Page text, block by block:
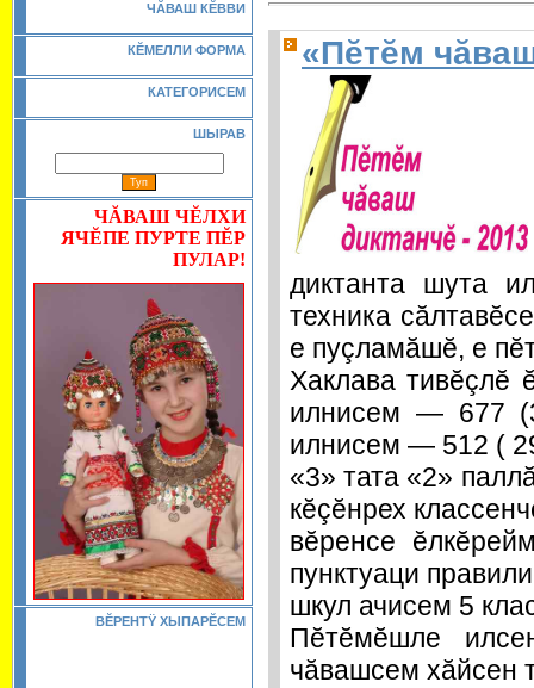
ЧĂВАШ КĔВВИ
КĔМЕЛЛИ ФОРМА
КАТЕГОРИСЕМ
ШЫРАВ
ЧĂВАШ ЧĔЛХИ
ЯЧĔПЕ ПУРТЕ ПĔР
ПУЛАР!
ВĔРЕНТŸ ХЫПАРĔСЕМ
«Пĕтĕм
диктанта шута
техника
е пуçламăшĕ, е
Хаклава тивĕçлĕ
илнисем — 677
илнисем — 512 (
«3» тата «2»
кĕçĕнрех
вĕренсе
пунктуаци
шкул ачисем 5
Пĕтĕмĕшле
чăвашсем хăйсен